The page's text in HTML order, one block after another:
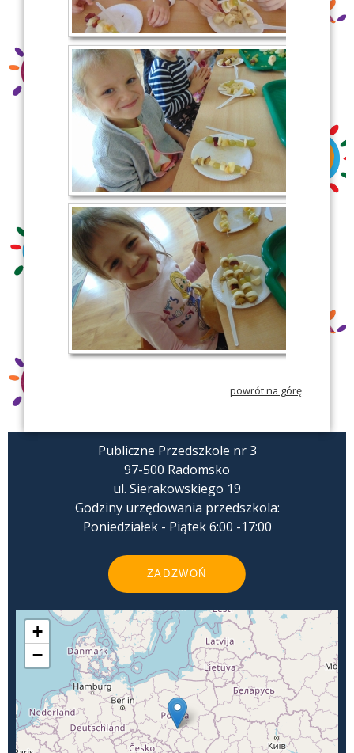
powrót na górę
Publiczne Przedszkole nr 3
97-500 Radomsko
ul. Sierakowskiego 19
Godziny urzędowania przedszkola:
Poniedziałek - Piątek 6:00 -17:00
ZADZWOŃ
+
−